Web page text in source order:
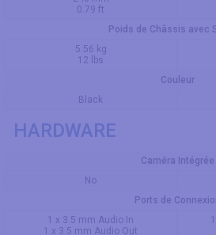
0.79 ft
Poids de Châssis avec
5.56 kg
12 lbs
Couleur
Black
HARDWARE
Caméra Intégrée
No
Ports de
1 x 3.5 mm Audio In
1 x 3.5 mm Audio Out